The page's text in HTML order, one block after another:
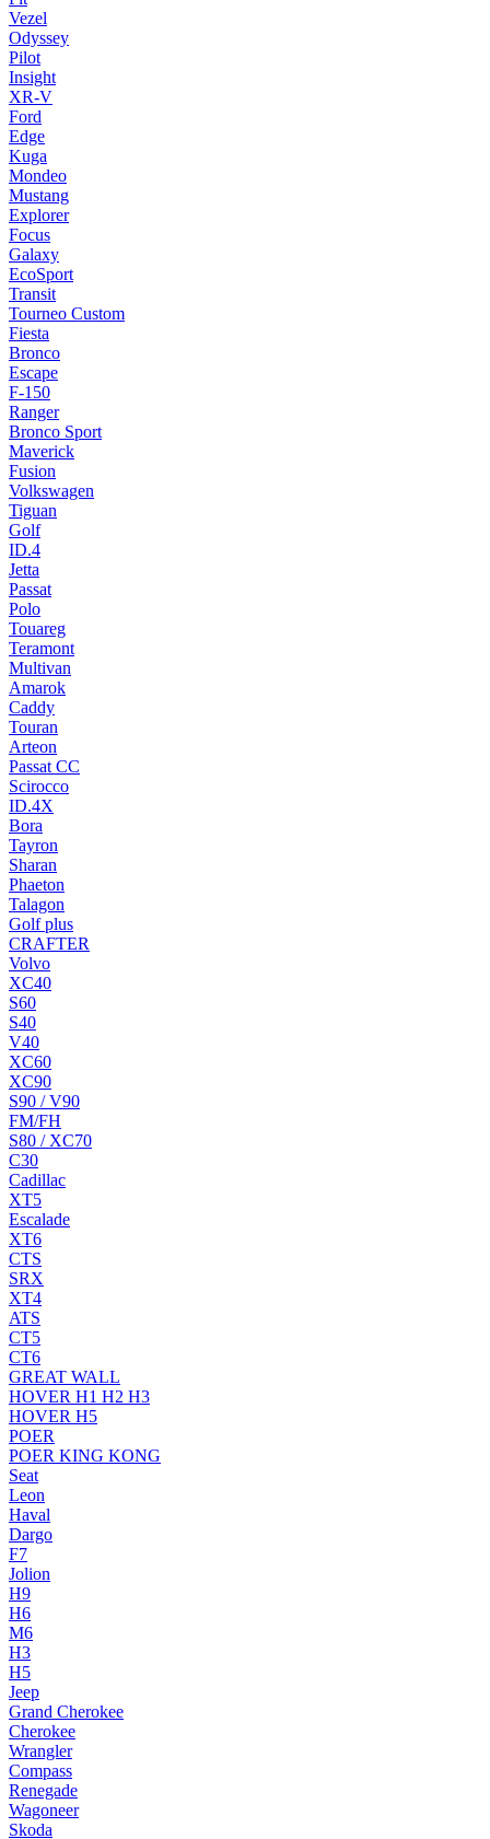
Vezel
Odyssey
Pilot
Insight
XR-V
Ford
Edge
Kuga
Mondeo
Mustang
Explorer
Focus
Galaxy
EcoSport
Transit
Tourneo Custom
Fiesta
Bronco
Escape
F-150
Ranger
Bronco Sport
Maverick
Fusion
Volkswagen
Tiguan
Golf
ID.4
Jetta
Passat
Polo
Touareg
Teramont
Multivan
Amarok
Caddy
Touran
Arteon
Passat CC
Scirocco
ID.4X
Bora
Tayron
Sharan
Phaeton
Talagon
Golf plus
CRAFTER
Volvo
XC40
S60
S40
V40
XC60
XC90
S90 / V90
FM/FH
S80 / XC70
C30
Cadillac
XT5
Escalade
XT6
CTS
SRX
XT4
ATS
CT5
CT6
GREAT WALL
HOVER H1 H2 H3
HOVER H5
POER
POER KING KONG
Seat
Leon
Haval
Dargo
F7
Jolion
H9
H6
M6
H3
H5
Jeep
Grand Cherokee
Cherokee
Wrangler
Compass
Renegade
Wagoneer
Skoda